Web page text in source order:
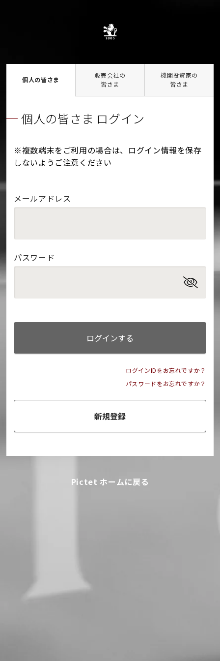
個人の皆さま
販売会社の
皆さま
機関投資家の
皆さま
個人の皆さま ログイン
※複数端末をご利用の場合は、ログイン情報を保存
しないようご注意ください
メールアドレス
パスワード
ログインする
ログインIDをお忘れですか？
パスワードをお忘れですか？
新規登録
Pictet ホームに戻る